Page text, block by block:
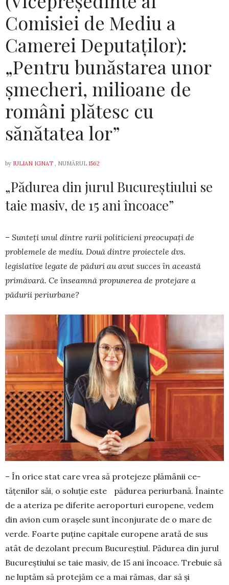
Comisiei de Mediu a
Camerei Deputaților):
„Pentru bunăstarea unor
șmecheri, milioane de
români plătesc cu
sănătatea lor”
by IULIAN IGNAT , NUMĂRUL 1562
„Pădurea din jurul Bucureștiului se
taie masiv, de 15 ani încoace”
– Sunteți unul dintre rarii politicieni preo­cupați de
problemele de mediu. Două dintre proiectele dvs.
legislative legate de păduri au avut succes în această
primăvară. Ce înseamnă pro­punerea de protejare a
pădurii periurbane?
– În orice stat care vrea să protejeze plămânii ce­
tățenilor săi, o soluție este pădurea periurbană. Îna­inte
de a ateriza pe diferite aeroporturi euro­pene, vedem
din avion cum orașele sunt încon­ju­rate de o mare de
verde. Foarte puține capitale eu­ro­pene arată de sus
atât de dezolant precum Bucu­reștiul. Pădurea din jurul
Bucureștiului se taie ma­siv, de 15 ani încoace. Trebuie să
ne luptăm să pro­tejăm ce a mai rămas, dar să și